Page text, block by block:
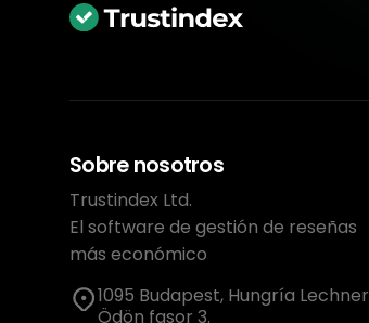
Sobre nosotros
Trustindex Ltd.
El software de gestión de reseñas
más económico
1095 Budapest, Hungría Lechner
Ödön fasor 3.